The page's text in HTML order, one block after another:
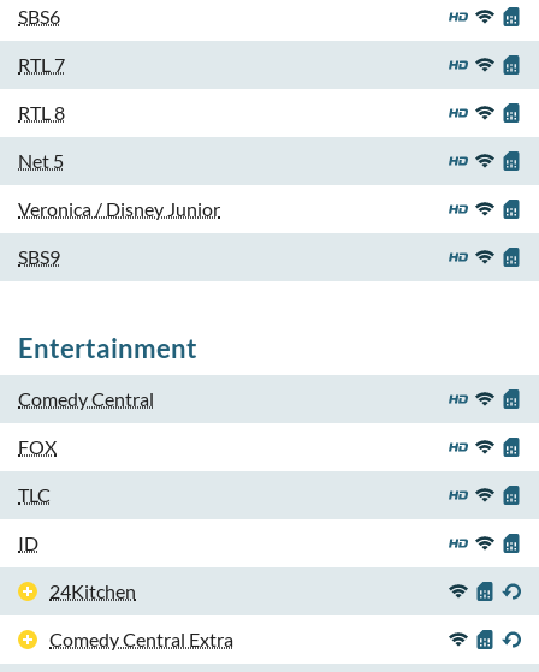
SBS6
RTL 7
RTL 8
Net 5
Veronica / Disney Junior
SBS9
Entertainment
Comedy Central
FOX
TLC
ID
24Kitchen
Comedy Central Extra